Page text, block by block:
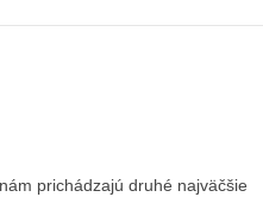
prichádzajú druhé najväčšie